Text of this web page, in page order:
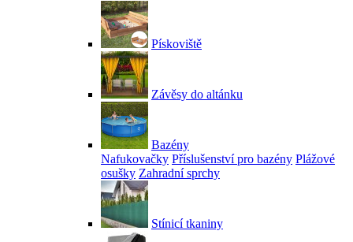
Pískoviště
Závěsy do altánku
Bazény
Nafukovačky Příslušenství pro bazény Plážové
osušky Zahradní sprchy
Stínicí tkaniny